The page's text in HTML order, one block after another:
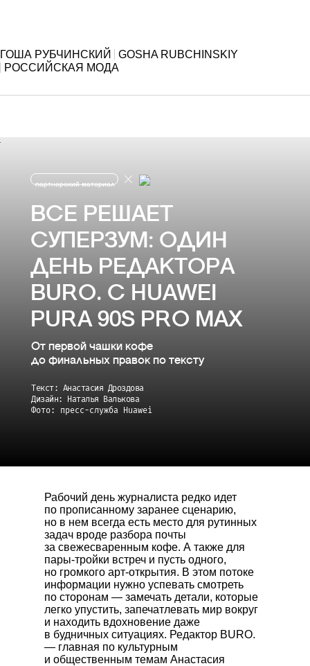
ГОША РУБЧИНСКИЙ
GOSHA RUBCHINSKIY
РОССИЙСКАЯ МОДА
партнерский материал
ВСЕ РЕШАЕТ
СУПЕРЗУМ: ОДИН
ДЕНЬ РЕДАКТОРА
BURO. С HUAWEI
PURA 90S PRO MAX
От первой чашки кофе
до финальных правок по тексту
Текст: Анастасия Дроздова
Дизайн: Наталья Валькова
Фото: пресс-служба Huawei
Рабочий день журналиста редко идет
по прописанному заранее сценарию,
но в нем всегда есть место для рутинных
задач вроде разбора почты
за свежесваренным кофе. А также для
пары-тройки встреч и пусть одного,
но громкого арт-открытия. В этом потоке
информации нужно успевать смотреть
по сторонам — замечать детали, которые
легко упустить, запечатлевать мир вокруг
и находить вдохновение даже
в будничных ситуациях. Редактор BURO.
— главная по культурным
и общественным темам Анастасия